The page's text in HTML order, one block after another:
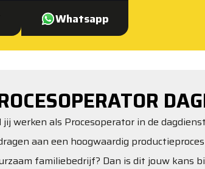
Whatsapp
jij werken als Procesoperator in de
aan een hoogwaardig
familiebedrijf? Dan is dit jouw kans